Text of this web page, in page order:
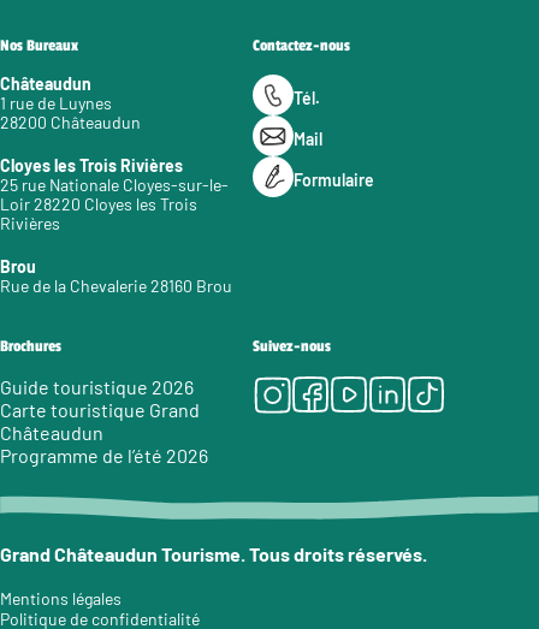
Nos Bureaux
Châteaudun
1 rue de Luynes
28200 Châteaudun
Cloyes les Trois Rivières
25 rue Nationale Cloyes-sur-le-
Loir 28220 Cloyes les Trois
Rivières
Brou
Rue de la Chevalerie 28160 Brou
Contactez-nous
Tél.
Mail
Formulaire
Brochures
Guide touristique 2026
Carte touristique Grand
Châteaudun
Programme de l’été 2026
Suivez-nous
Instagram
Facebook
Youtube
LinkedIn
Tiktok
Grand Châteaudun Tourisme. Tous droits réservés.
Mentions légales
Politique de confidentialité